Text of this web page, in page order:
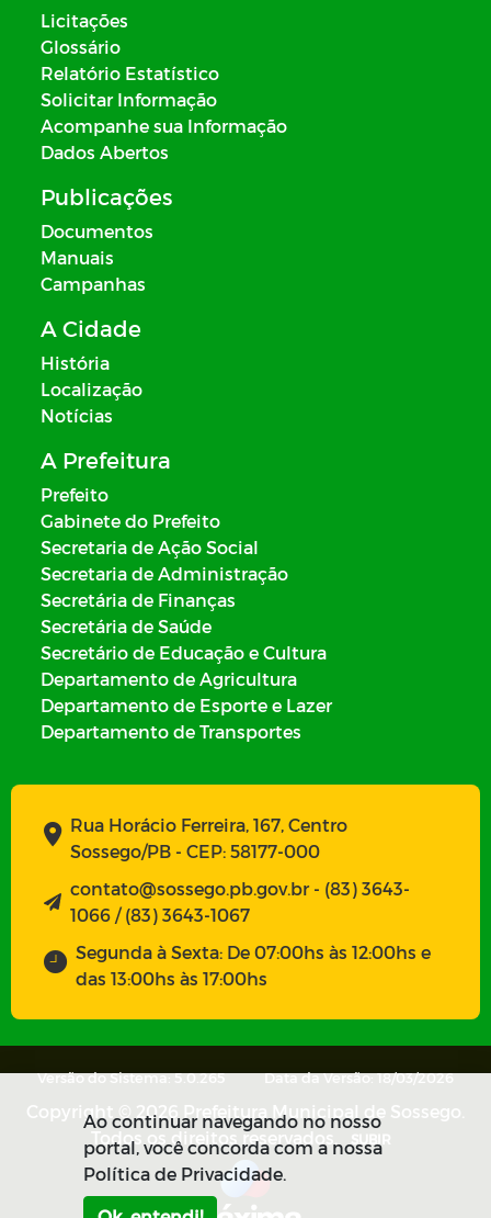
Licitações
Glossário
Relatório Estatístico
Solicitar Informação
Acompanhe sua Informação
Dados Abertos
Publicações
Documentos
Manuais
Campanhas
A Cidade
História
Localização
Notícias
A Prefeitura
Prefeito
Gabinete do Prefeito
Secretaria de Ação Social
Secretaria de Administração
Secretária de Finanças
Secretária de Saúde
Secretário de Educação e Cultura
Departamento de Agricultura
Departamento de Esporte e Lazer
Departamento de Transportes
Rua Horácio Ferreira, 167, Centro
Sossego/PB - CEP: 58177-000
contato@sossego.pb.gov.br - (83) 3643-
1066 / (83) 3643-1067
Segunda à Sexta: De 07:00hs às 12:00hs e
das 13:00hs às 17:00hs
Versão do Sistema: 5.0.265 Data da Versão: 18/03/2026
Copyright © 2026 Prefeitura Municipal de Sossego.
Todos os direitos reservados.
SUBIR
Ao continuar navegando no nosso
portal, você concorda com a nossa
Política de Privacidade.